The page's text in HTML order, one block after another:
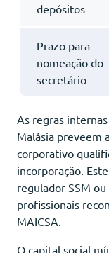
depósitos
Prazo para
nomeação do
secretário
As regras
Malásia preveem
corporativo
incorporação.
regulador SSM
profissionais
MAICSA.
O capital social